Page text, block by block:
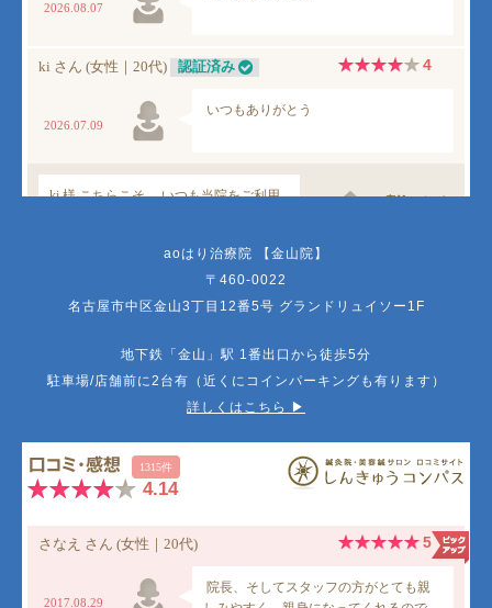
aoはり治療院 【金山院】
〒460-0022
名古屋市中区金山3丁目12番5号 グランドリュイソー1F
地下鉄「金山」駅 1番出口から徒歩5分
駐車場/店舗前に2台有（近くにコインパーキングも有ります）
詳しくはこちら ▶︎